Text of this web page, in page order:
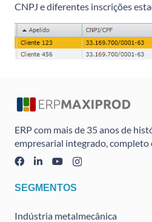
CNPJ e diferentes inscrições
ERP com mais de 35 anos de
empresarial integrado, completo
SEGMENTOS
Indústria metalmecânica